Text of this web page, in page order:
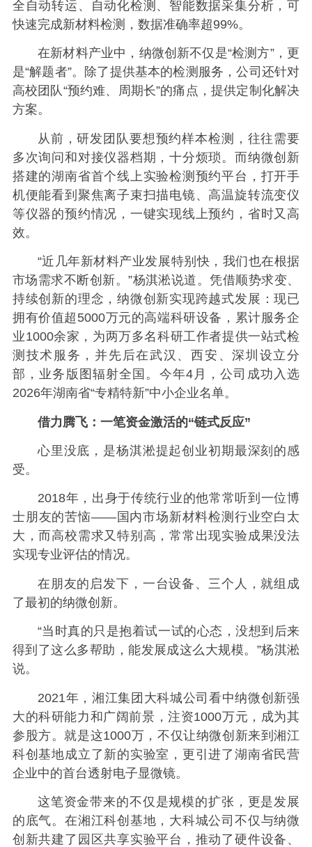
全自动转运、自动化检测、智能数据采集分析，可
快速完成新材料检测，数据准确率超99%。
在新材料产业中，纳微创新不仅是“检测方”，更
是“解题者”。除了提供基本的检测服务，公司还针对
高校团队“预约难、周期长”的痛点，提供定制化解决
方案。
从前，研发团队要想预约样本检测，往往需要
多次询问和对接仪器档期，十分烦琐。而纳微创新
搭建的湖南省首个线上实验检测预约平台，打开手
机便能看到聚焦离子束扫描电镜、高温旋转流变仪
等仪器的预约情况，一键实现线上预约，省时又高
效。
“近几年新材料产业发展特别快，我们也在根据
市场需求不断创新。”杨淇淞说道。凭借顺势求变、
持续创新的理念，纳微创新实现跨越式发展：现已
拥有价值超5000万元的高端科研设备，累计服务企
业1000余家，为两万多名科研工作者提供一站式检
测技术服务，并先后在武汉、西安、深圳设立分
部，业务版图辐射全国。今年4月，公司成功入选
2026年湖南省“专精特新”中小企业名单。
借力腾飞：一笔资金激活的“链式反应”
心里没底，是杨淇淞提起创业初期最深刻的感
受。
2018年，出身于传统行业的他常常听到一位博
士朋友的苦恼——国内市场新材料检测行业空白太
大，而高校需求又特别高，常常出现实验成果没法
实现专业评估的情况。
在朋友的启发下，一台设备、三个人，就组成
了最初的纳微创新。
“当时真的只是抱着试一试的心态，没想到后来
得到了这么多帮助，能发展成这么大规模。”杨淇淞
说。
2021年，湘江集团大科城公司看中纳微创新强
大的科研能力和广阔前景，注资1000万元，成为其
参股方。就是这1000万，不仅让纳微创新来到湘江
科创基地成立了新的实验室，更引进了湖南省民营
企业中的首台透射电子显微镜。
这笔资金带来的不仅是规模的扩张，更是发展
的底气。在湘江科创基地，大科城公司不仅与纳微
创新共建了园区共享实验平台，推动了硬件设备、